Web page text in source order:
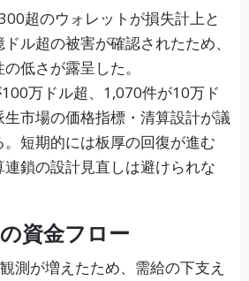
超のウォレットが損失計上と
ル超の被害が確認されたため、
低さが露呈した。
万ドル超、1,070件が10万ド
市場の価格指標・清算設計が議
短期的には板厚の回復が進む
鎖の設計見直しは避けられな
資金フロー
測が増えたため、需給の下支え